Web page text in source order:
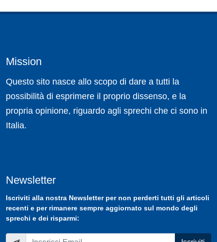
Mission
Questo sito nasce allo scopo di dare a tutti la
possibilità di esprimere il proprio dissenso, e la
propria opinione, riguardo agli sprechi che ci sono in
Italia.
Newsletter
Iscriviti alla nostra Newsletterper non perderti tutti gli articoli
recenti e per rimanere sempre aggiornato sul mondo degli
sprechi e dei risparmi: